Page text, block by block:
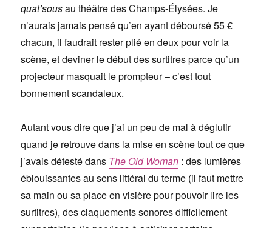
quat’sousau théâtre des Champs-Élysées. Je
n’aurais jamais pensé qu’en ayant déboursé 55 €
chacun, il faudrait rester plié en deux pour voir la
scène, et deviner le début des surtitres parce qu’un
projecteur masquait le prompteur – c’est tout
bonnement scandaleux.
Autant vous dire que j’ai un peu de mal à déglutir
quand je retrouve dans la mise en scène tout ce que
j’avais détesté dans The Old Woman : des lumières
éblouissantes au sens littéral du terme (il faut mettre
sa main ou sa place en visière pour pouvoir lire les
surtitres), des claquements sonores difficilement